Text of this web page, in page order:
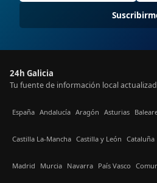
24h Galicia
Tu fuente de información local
España Andalucía Aragón Asturias
Castilla La-Mancha Castilla y León Cataluña
Madrid Murcia Navarra País Vasco